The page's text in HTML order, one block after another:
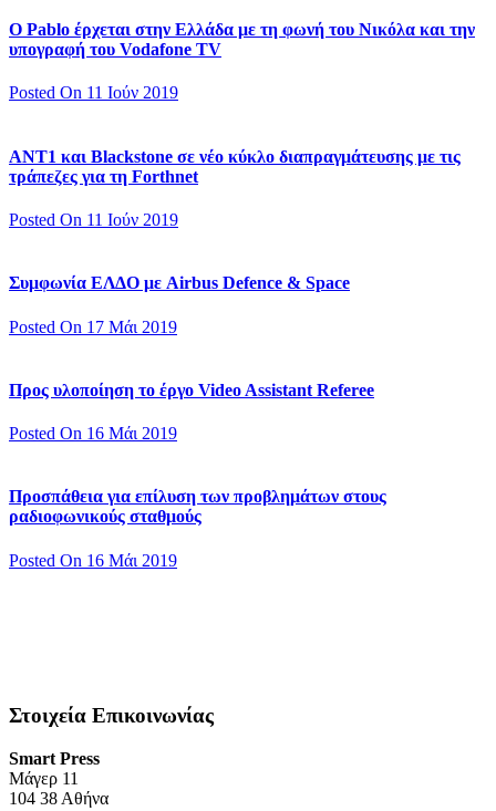
Ο Pablo έρχεται στην Ελλάδα με τη φωνή του Νικόλα και την
υπογραφή του Vodafone TV
Posted On 11 Ιούν 2019
ΑΝΤ1 και Blackstone σε νέο κύκλο διαπραγμάτευσης με τις
τράπεζες για τη Forthnet
Posted On 11 Ιούν 2019
Συμφωνία ΕΛΔΟ με Airbus Defence & Space
Posted On 17 Μάι 2019
Προς υλοποίηση το έργο Video Assistant Referee
Posted On 16 Μάι 2019
Προσπάθεια για επίλυση των προβλημάτων στους
ραδιοφωνικούς σταθμούς
Posted On 16 Μάι 2019
Στοιχεία Επικοινωνίας
Smart Press
Mάγερ 11
104 38 Αθήνα